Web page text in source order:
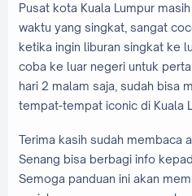
Pusat kota Kuala Lumpur
waktu yang singkat, sangat
ketika ingin liburan singkat ke
coba ke luar negeri untuk
hari 2 malam saja, sudah bisa
tempat-tempat iconic di Kuala
Terima kasih sudah membaca
Senang bisa berbagi info
Semoga panduan ini akan